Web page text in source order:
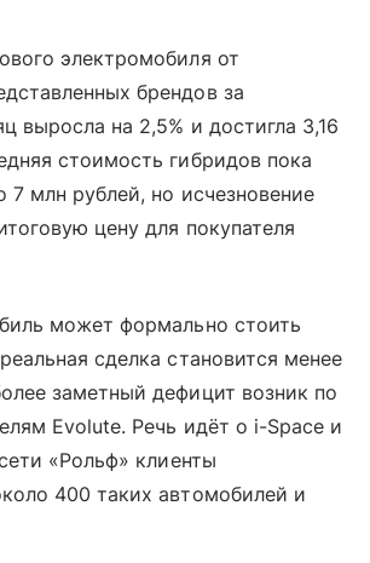
электромобиля от
брендов за
выросла на 2,5% и достигла 3,16
стоимость гибридов пока
7 млн рублей, но исчезновение
цену для покупателя
может формально стоить
сделка становится менее
заметный дефицит возник по
Evolute. Речь идёт о i-Space и
«Рольф» клиенты
400 таких автомобилей и